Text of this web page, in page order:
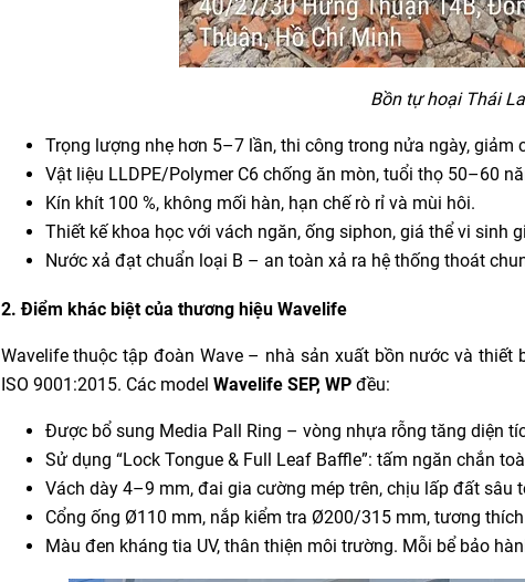
Bồn tự hoại Thái
Trọng lượng nhẹ hơn 5–7 lần, thi công trong nửa ngày, giảm
Vật liệu LLDPE/Polymer C6 chống ăn mòn, tuổi thọ 50–60
Kín khít 100 %, không mối hàn, hạn chế rò rỉ và mùi hôi.
Thiết kế khoa học với vách ngăn, ống siphon, giá thể vi sinh
Nước xả đạt chuẩn loại B – an toàn xả ra hệ thống thoát
2. Điểm khác biệt của thương hiệu Wavelife
Wavelife thuộc tập đoàn Wave – nhà sản xuất bồn nước và
ISO 9001:2015. Các model Wavelife SEP, WPđều:
Được bổ sung Media Pall Ring – vòng nhựa rỗng tăng diện
Sử dụng “Lock Tongue & Full Leaf Baffle”: tấm ngăn chắn
Vách dày 4–9 mm, đai gia cường mép trên, chịu lấp đất sâu
Cổng ống Ø110 mm, nắp kiểm tra Ø200/315 mm, tương
Màu đen kháng tia UV, thân thiện môi trường. Mỗi bể bảo